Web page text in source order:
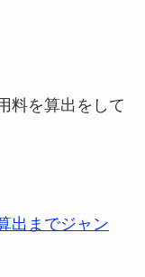
料を算出をして
出までジャン